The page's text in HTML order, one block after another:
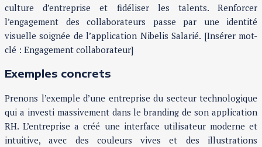
culture d’entreprise et fidéliser les talents. Renforcer
l’engagement des collaborateurs passe par une identité
visuelle soignée de l’application Nibelis Salarié. [Insérer mot-
clé : Engagement collaborateur]
Exemples concrets
Prenons l’exemple d’une entreprise du secteur technologique
qui a investi massivement dans le branding de son application
RH. L’entreprise a créé une interface utilisateur moderne et
intuitive, avec des couleurs vives et des illustrations